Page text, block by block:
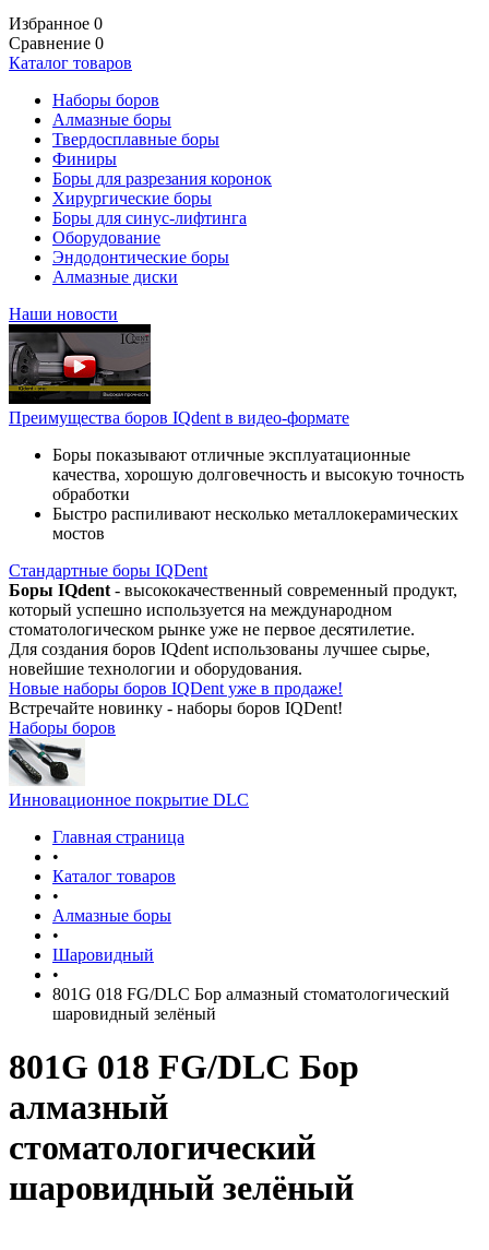
Избранное 0
Сравнение 0
Каталог товаров
Наборы боров
Алмазные боры
Твердосплавные боры
Финиры
Боры для разрезания коронок
Хирургические боры
Боры для синус-лифтинга
Оборудование
Эндодонтические боры
Алмазные диски
Наши новости
Преимущества боров IQdent в видео-формате
Боры показывают отличные эксплуатационные
качества, хорошую долговечность и высокую точность
обработки
Быстро распиливают несколько металлокерамических
мостов
Стандартные боры IQDent
Боры IQdent - высококачественный современный продукт,
который успешно используется на международном
стоматологическом рынке уже не первое десятилетие.
Для создания боров IQdent использованы лучшее сырье,
новейшие технологии и оборудования.
Новые наборы боров IQDent уже в продаже!
Встречайте новинку - наборы боров IQDent!
Наборы боров
Инновационное покрытие DLC
Главная страница
•
Каталог товаров
•
Алмазные боры
•
Шаровидный
•
801G 018 FG/DLC Бор алмазный стоматологический
шаровидный зелёный
801G 018 FG/DLC Бор
алмазный
стоматологический
шаровидный зелёный